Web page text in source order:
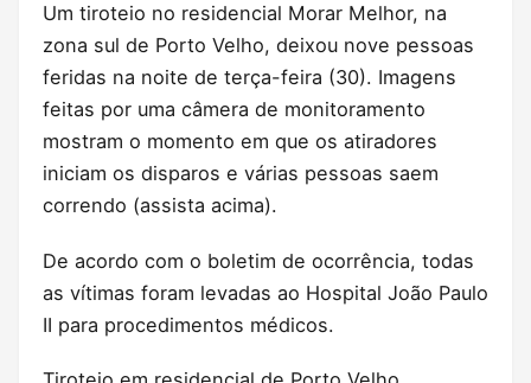
Um tiroteio no residencial Morar Melhor, na
zona sul de Porto Velho, deixou nove pessoas
feridas na noite de terça-feira (30). Imagens
feitas por uma câmera de monitoramento
mostram o momento em que os atiradores
iniciam os disparos e várias pessoas saem
correndo (assista acima).
De acordo com o boletim de ocorrência, todas
as vítimas foram levadas ao Hospital João Paulo
II para procedimentos médicos.